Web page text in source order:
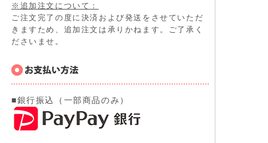
※追加注文について：
ご注文完了の度に決済および発送をさせていただ
きますため、追加注文は承りかねます。ご了承く
ださいませ。
■銀行振込（一部商品のみ）